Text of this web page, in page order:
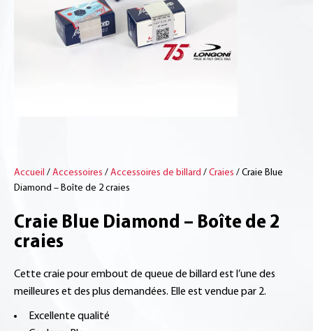
Accueil / Accessoires / Accessoires de billard / Craies / Craie Blue
Diamond – Boîte de 2 craies
Craie Blue Diamond – Boîte de 2
craies
Cette craie pour embout de queue de billard est l’une des
meilleures et des plus demandées. Elle est vendue par 2.
Excellente qualité